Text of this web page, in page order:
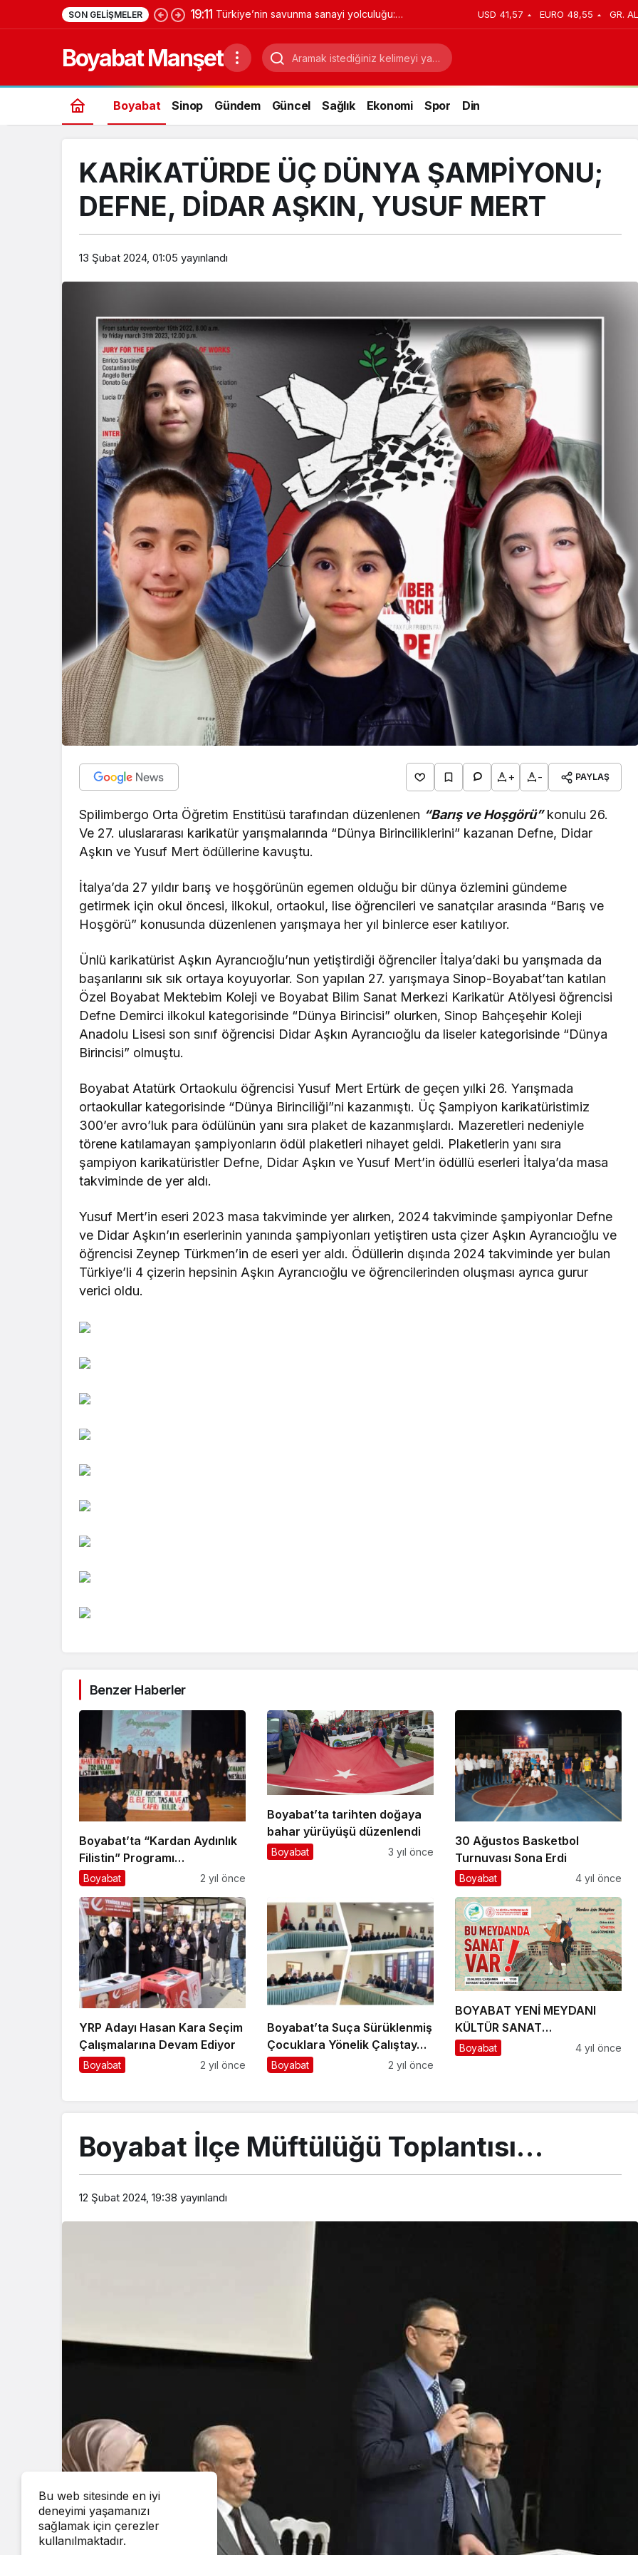
SON GELIŞMELER 19:11 Türkiye’nin savunma sanayi yolculuğu:
Yıldırımhan’a uzanan stratejik dönüşüm
USD 41,57 EURO 48,55 GR.
Boyabat Manşet
Boyabat Sinop Gündem Güncel Sağlık Ekonomi Spor Din
KARİKATÜRDE ÜÇ DÜNYA ŞAMPİYONU;
DEFNE, DİDAR AŞKIN, YUSUF MERT
13 Şubat 2024, 01:05 yayınlandı
+ - PAYLAŞ
Spilimbergo Orta Öğretim Enstitüsü tarafından düzenlenen “Barış ve Hoşgörü”konulu 26.
Ve 27. uluslararası karikatür yarışmalarında “Dünya Birinciliklerini” kazanan Defne, Didar
Aşkın ve Yusuf Mert ödüllerine kavuştu.
İtalya’da 27 yıldır barış ve hoşgörünün egemen olduğu bir dünya özlemini gündeme
getirmek için okul öncesi, ilkokul, ortaokul, lise öğrencileri ve sanatçılar arasında “Barış ve
Hoşgörü” konusunda düzenlenen yarışmaya her yıl binlerce eser katılıyor.
Ünlü karikatürist Aşkın Ayrancıoğlu’nun yetiştirdiği öğrenciler İtalya’daki bu yarışmada da
başarılarını sık sık ortaya koyuyorlar. Son yapılan 27. yarışmaya Sinop-Boyabat’tan katılan
Özel Boyabat Mektebim Koleji ve Boyabat Bilim Sanat Merkezi Karikatür Atölyesi öğrencisi
Defne Demirci ilkokul kategorisinde “Dünya Birincisi” olurken, Sinop Bahçeşehir Koleji
Anadolu Lisesi son sınıf öğrencisi Didar Aşkın Ayrancıoğlu da liseler kategorisinde “Dünya
Birincisi” olmuştu.
Boyabat Atatürk Ortaokulu öğrencisi Yusuf Mert Ertürk de geçen yılki 26. Yarışmada
ortaokullar kategorisinde “Dünya Birinciliği”ni kazanmıştı. Üç Şampiyon karikatüristimiz
300’er avro’luk para ödülünün yanı sıra plaket de kazanmışlardı. Mazeretleri nedeniyle
törene katılamayan şampiyonların ödül plaketleri nihayet geldi. Plaketlerin yanı sıra
şampiyon karikatüristler Defne, Didar Aşkın ve Yusuf Mert’in ödüllü eserleri İtalya’da masa
takviminde de yer aldı.
Yusuf Mert’in eseri 2023 masa takviminde yer alırken, 2024 takviminde şampiyonlar Defne
ve Didar Aşkın’ın eserlerinin yanında şampiyonları yetiştiren usta çizer Aşkın Ayrancıoğlu ve
öğrencisi Zeynep Türkmen’in de eseri yer aldı. Ödüllerin dışında 2024 takviminde yer bulan
Türkiye’li 4 çizerin hepsinin Aşkın Ayrancıoğlu ve öğrencilerinden oluşması ayrıca gurur
verici oldu.
Benzer Haberler
Boyabat’ta “Kardan Aydınlık
Filistin” Programı…
Boyabat 2 yıl önce
Boyabat’ta tarihten doğaya
bahar yürüyüşü düzenlendi
Boyabat 3 yıl önce
30 Ağustos Basketbol
Turnuvası Sona Erdi
Boyabat 4 yıl önce
YRP Adayı Hasan Kara Seçim
Çalışmalarına Devam Ediyor
Boyabat 2 yıl önce
Boyabat’ta Suça Sürüklenmiş
Çocuklara Yönelik Çalıştay…
Boyabat 2 yıl önce
BOYABAT YENİ MEYDANI
KÜLTÜR SANAT
ETKİNLİKLERİNE EV SAHİPLİĞİ
Boyabat 4 yıl önce
Gündem
Türkiye’nin savunma sanayi
yolculuğu: Yıldırımhan’a
uzanan stratejik dönüşüm
Boyabat İlçe Müftülüğü Toplantısı…
12 Şubat 2024, 19:38 yayınlandı
Bu web sitesinde en iyi
deneyimi yaşamanızı
sağlamak için çerezler
kullanılmaktadır.